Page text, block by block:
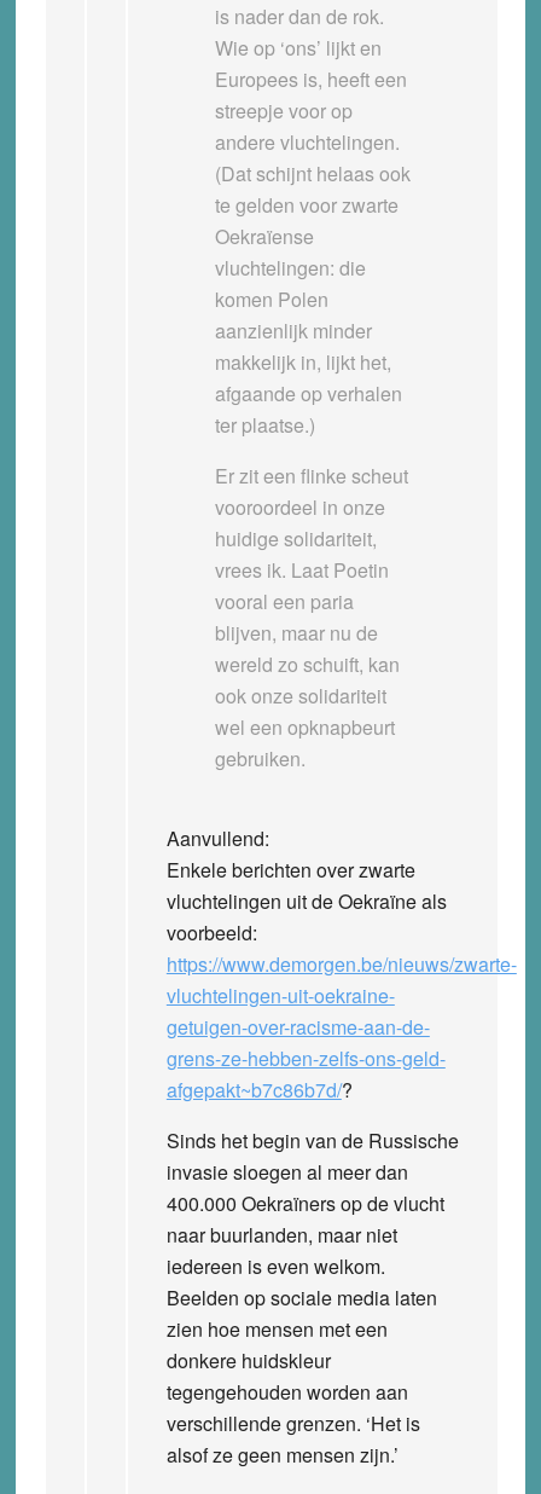
is nader dan de rok.
Wie op ‘ons’ lijkt en
Europees is, heeft een
streepje voor op
andere vluchtelingen.
(Dat schijnt helaas ook
te gelden voor zwarte
Oekraïense
vluchtelingen: die
komen Polen
aanzienlijk minder
makkelijk in, lijkt het,
afgaande op verhalen
ter plaatse.)
Er zit een flinke scheut
vooroordeel in onze
huidige solidariteit,
vrees ik. Laat Poetin
vooral een paria
blijven, maar nu de
wereld zo schuift, kan
ook onze solidariteit
wel een opknapbeurt
gebruiken.
Aanvullend:
Enkele berichten over zwarte
vluchtelingen uit de Oekraïne als
voorbeeld:
https://www.demorgen.be/nieuws/zwarte-
vluchtelingen-uit-oekraine-
getuigen-over-racisme-aan-de-
grens-ze-hebben-zelfs-ons-geld-
afgepakt~b7c86b7d/?
Sinds het begin van de Russische
invasie sloegen al meer dan
400.000 Oekraïners op de vlucht
naar buurlanden, maar niet
iedereen is even welkom.
Beelden op sociale media laten
zien hoe mensen met een
donkere huidskleur
tegengehouden worden aan
verschillende grenzen. ‘Het is
alsof ze geen mensen zijn.’